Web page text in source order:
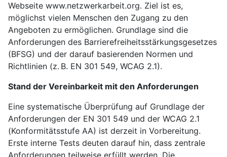
Webseite www.netzwerkarbeit.org. Ziel ist es,
möglichst vielen Menschen den Zugang zu den
Angeboten zu ermöglichen. Grundlage sind die
Anforderungen des Barrierefreiheitsstärkungsgesetzes
(BFSG) und der darauf basierenden Normen und
Richtlinien (z. B. EN 301 549, WCAG 2.1).
Stand der Vereinbarkeit mit den Anforderungen
Eine systematische Überprüfung auf Grundlage der
Anforderungen der EN 301 549 und der WCAG 2.1
(Konformitätsstufe AA) ist derzeit in Vorbereitung.
Erste interne Tests deuten darauf hin, dass zentrale
Anforderungen teilweise erfüllt werden. Die